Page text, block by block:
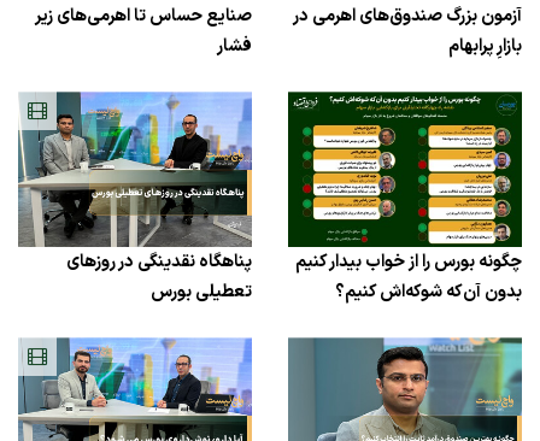
آزمون بزرگ صندوق‌های اهرمی در
بازارِ پرابهام
صنایع حساس تا اهرمی‌های زیر
فشار
چگونه بورس را از خواب بیدار کنیم
بدون آن‌که شوکه‌اش کنیم؟
پناهگاه نقدینگی در روزهای
تعطیلی بورس